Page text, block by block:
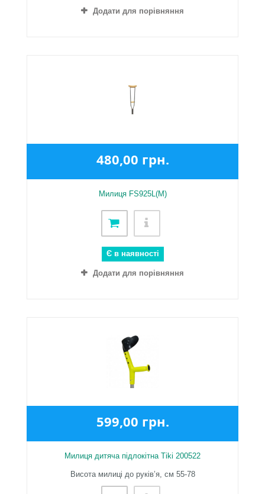
Додати для порівняння
480,00 грн.
Милиця FS925L(M)
Є в наявності
Додати для порівняння
599,00 грн.
Милиця дитяча підлокітна Tiki 200522
Висота милиці до руків’я, см 55-78